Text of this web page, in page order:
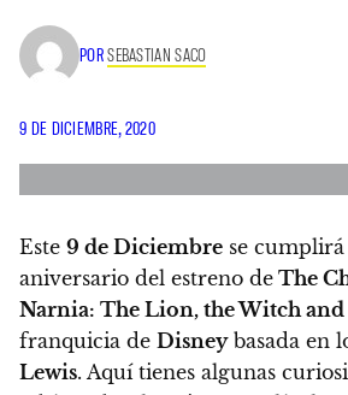
PORSEBASTIAN SACO
9 DE DICIEMBRE, 2020
Este 9 de Diciembre se
aniversario del estreno de The
Narnia: The Lion, the Witch
franquicia de Disneybasada en
Lewis. Aquí tienes algunas